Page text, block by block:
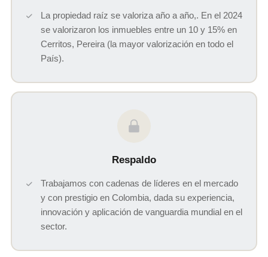
La propiedad raíz se valoriza año a año,. En el 2024
se valorizaron los inmuebles entre un 10 y 15% en
Cerritos, Pereira (la mayor valorización en todo el
País).
Respaldo
Trabajamos con cadenas de líderes en el mercado
y con prestigio en Colombia, dada su experiencia,
innovación y aplicación de vanguardia mundial en el
sector.